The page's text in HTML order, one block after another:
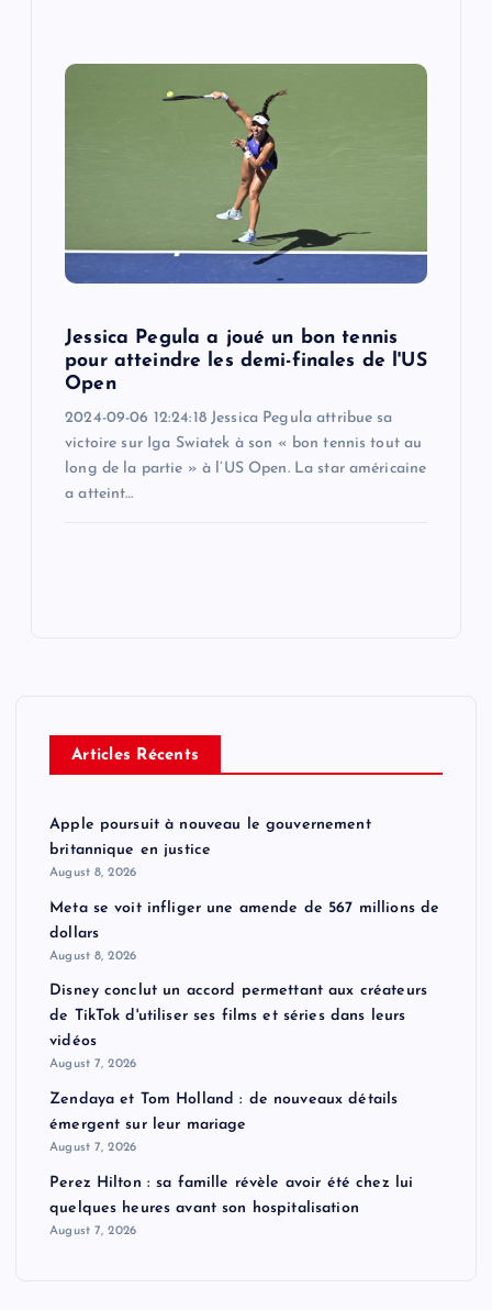
Jessica Pegula a joué un bon tennis
pour atteindre les demi-finales de l'US
Open
2024-09-06 12:24:18 Jessica Pegula attribue sa
victoire sur Iga Swiatek à son « bon tennis tout au
long de la partie » à l’US Open. La star américaine
a atteint…
Articles Récents
Apple poursuit à nouveau le gouvernement
britannique en justice
August 8, 2026
Meta se voit infliger une amende de 567 millions de
dollars
August 8, 2026
Disney conclut un accord permettant aux créateurs
de TikTok d'utiliser ses films et séries dans leurs
vidéos
August 7, 2026
Zendaya et Tom Holland : de nouveaux détails
émergent sur leur mariage
August 7, 2026
Perez Hilton : sa famille révèle avoir été chez lui
quelques heures avant son hospitalisation
August 7, 2026